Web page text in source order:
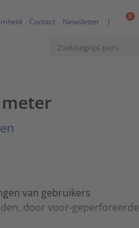
0
Contact Newsletter
meter
van gebruikers
door voor-geperforeerde